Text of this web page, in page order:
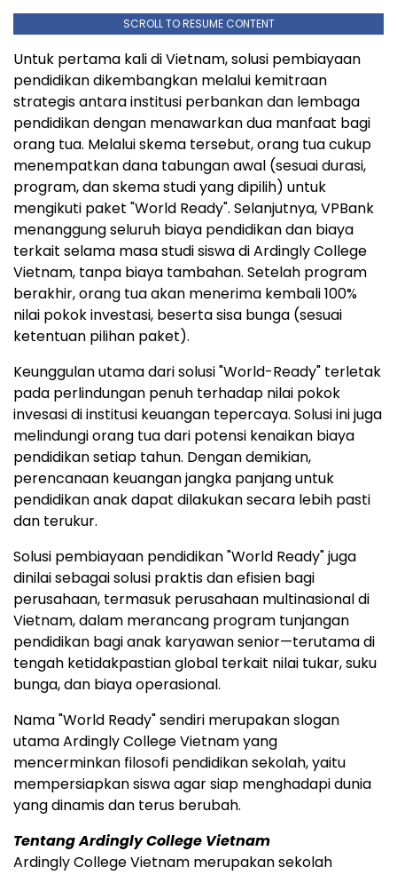
SCROLL TO RESUME CONTENT
Untuk pertama kali di Vietnam, solusi pembiayaan
pendidikan dikembangkan melalui kemitraan
strategis antara institusi perbankan dan lembaga
pendidikan dengan menawarkan dua manfaat bagi
orang tua. Melalui skema tersebut, orang tua cukup
menempatkan dana tabungan awal (sesuai durasi,
program, dan skema studi yang dipilih) untuk
mengikuti paket "World Ready". Selanjutnya, VPBank
menanggung seluruh biaya pendidikan dan biaya
terkait selama masa studi siswa di Ardingly College
Vietnam, tanpa biaya tambahan. Setelah program
berakhir, orang tua akan menerima kembali 100%
nilai pokok investasi, beserta sisa bunga (sesuai
ketentuan pilihan paket).
Keunggulan utama dari solusi "World-Ready" terletak
pada perlindungan penuh terhadap nilai pokok
invesasi di institusi keuangan tepercaya. Solusi ini juga
melindungi orang tua dari potensi kenaikan biaya
pendidikan setiap tahun. Dengan demikian,
perencanaan keuangan jangka panjang untuk
pendidikan anak dapat dilakukan secara lebih pasti
dan terukur.
Solusi pembiayaan pendidikan "World Ready" juga
dinilai sebagai solusi praktis dan efisien bagi
perusahaan, termasuk perusahaan multinasional di
Vietnam, dalam merancang program tunjangan
pendidikan bagi anak karyawan senior—terutama di
tengah ketidakpastian global terkait nilai tukar, suku
bunga, dan biaya operasional.
Nama "World Ready" sendiri merupakan slogan
utama Ardingly College Vietnam yang
mencerminkan filosofi pendidikan sekolah, yaitu
mempersiapkan siswa agar siap menghadapi dunia
yang dinamis dan terus berubah.
Tentang Ardingly College Vietnam
Ardingly College Vietnam merupakan sekolah